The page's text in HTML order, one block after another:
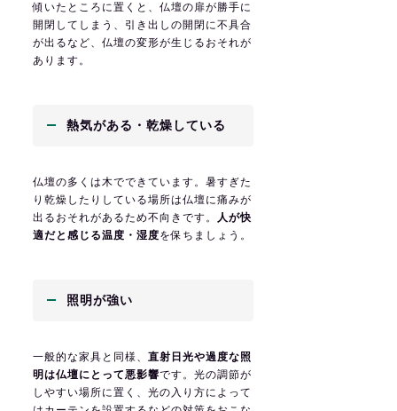
傾いたところに置くと、仏壇の扉が勝手に
開閉してしまう、引き出しの開閉に不具合
が出るなど、仏壇の変形が生じるおそれが
あります。
熱気がある・乾燥している
仏壇の多くは木でできています。暑すぎた
り乾燥したりしている場所は仏壇に痛みが
出るおそれがあるため不向きです。 人が快
適だと感じる温度・湿度を保ちましょう。
照明が強い
一般的な家具と同様、 直射日光や過度な照
明は仏壇にとって悪影響です。光の調節が
しやすい場所に置く、光の入り方によって